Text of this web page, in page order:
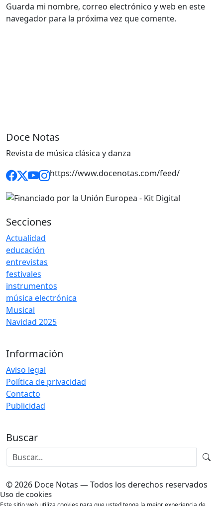
Guarda mi nombre, correo electrónico y web en este
navegador para la próxima vez que comente.
Doce Notas
Revista de música clásica y danza
https://www.docenotas.com/feed/
Secciones
Actualidad
educación
entrevistas
festivales
instrumentos
música electrónica
Musical
Navidad 2025
Información
Aviso legal
Política de privacidad
Contacto
Publicidad
Buscar
© 2026 Doce Notas — Todos los derechos reservados
Uso de cookies